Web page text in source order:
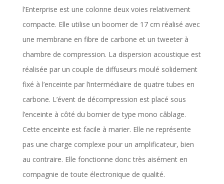
l’Enterprise est une colonne deux voies relativement
compacte. Elle utilise un boomer de 17 cm réalisé avec
une membrane en fibre de carbone et un tweeter à
chambre de compression. La dispersion acoustique est
réalisée par un couple de diffuseurs moulé solidement
fixé à l’enceinte par l’intermédiaire de quatre tubes en
carbone. L’évent de décompression est placé sous
l’enceinte à côté du bornier de type mono câblage.
Cette enceinte est facile à marier. Elle ne représente
pas une charge complexe pour un amplificateur, bien
au contraire. Elle fonctionne donc très aisément en
compagnie de toute électronique de qualité.